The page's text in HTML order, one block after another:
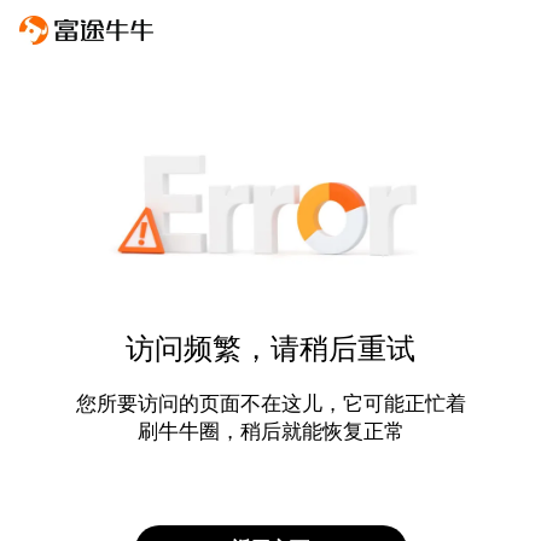
访问频繁，请稍后重试
您所要访问的页面不在这儿，它可能正忙着
刷牛牛圈，稍后就能恢复正常